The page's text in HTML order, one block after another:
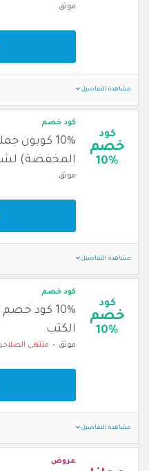
موثق
مشاهدة التفاصيل
كود
خصم
10%
كود خصم
10%
المخفضة) لشهر
موثق
مشاهدة التفاصيل
كود
خصم
10%
كود خصم
10% كود
الكتب
موثق منتهي
مشاهدة التفاصيل
عروض